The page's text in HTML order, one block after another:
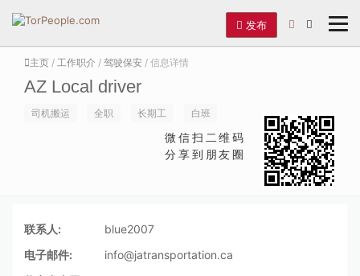
发布
主页 / 工作职介 / 驾驶保安 / 信息详情
AZ Local driver
司机搬运 全职 长期工 白班
微信扫二维码
分享到朋友圈
联系人:
blue2007
电子邮件:
info@jatransportation.ca